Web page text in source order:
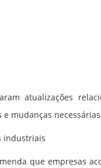
atualizações
mudanças
industriais
que empresas